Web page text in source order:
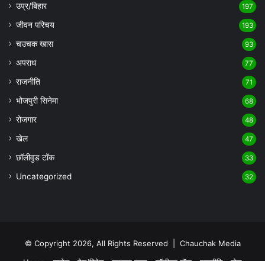
उप्र/बिहार 197
जीवन परिचय 193
चउचक खास 93
अपराध 77
राजनीति 71
भोजपुरी सिनेमा 68
रोजगार 48
खेल 47
छॉलीवुड टॉक 33
Uncategorized 32
© Copyright 2026, All Rights Reserved | Chauchak Media